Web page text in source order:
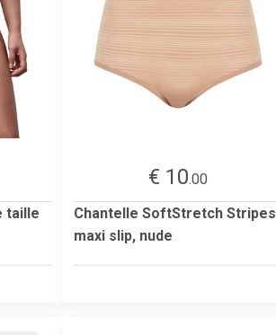
taille
€ 10.00
Chantelle SoftStretch Stripes
maxi slip, nude